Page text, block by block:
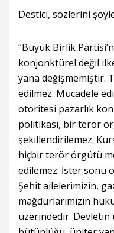
Destici, sözlerini
“Büyük Birlik
konjonktürel değil
yana değişmemiştir.
edilmez. Mücadele
otoritesi pazarlık
politikası, bir terör
şekillendirilemez.
hiçbir terör örgütü
edilemez. İster sonu
Şehit ailelerimizin,
mağdurlarımızın
üzerindedir. Devletin